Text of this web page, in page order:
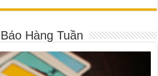
Hàng Tuần